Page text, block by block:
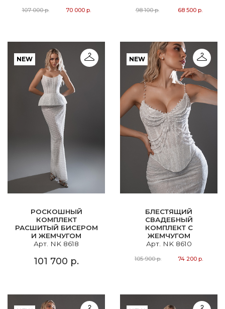
107 000 р. 70 000 р. 98 100 р. 68 500 р.
NEW
РОСКОШНЫЙ
КОМПЛЕКТ
РАСШИТЫЙ БИСЕРОМ
И ЖЕМЧУГОМ
Арт. NK 8618
101 700 р.
NEW
БЛЕСТЯЩИЙ
СВАДЕБНЫЙ
КОМПЛЕКТ С
ЖЕМЧУГОМ
Арт. NK 8610
105 900 р. 74 200 р.